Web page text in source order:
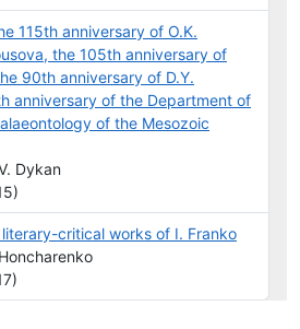
115th anniversary of O.K.
the 105th anniversary of
90th anniversary of D.Y.
anniversary of the Department of
of the Mesozoic
Dykan
critical works of I. Franko